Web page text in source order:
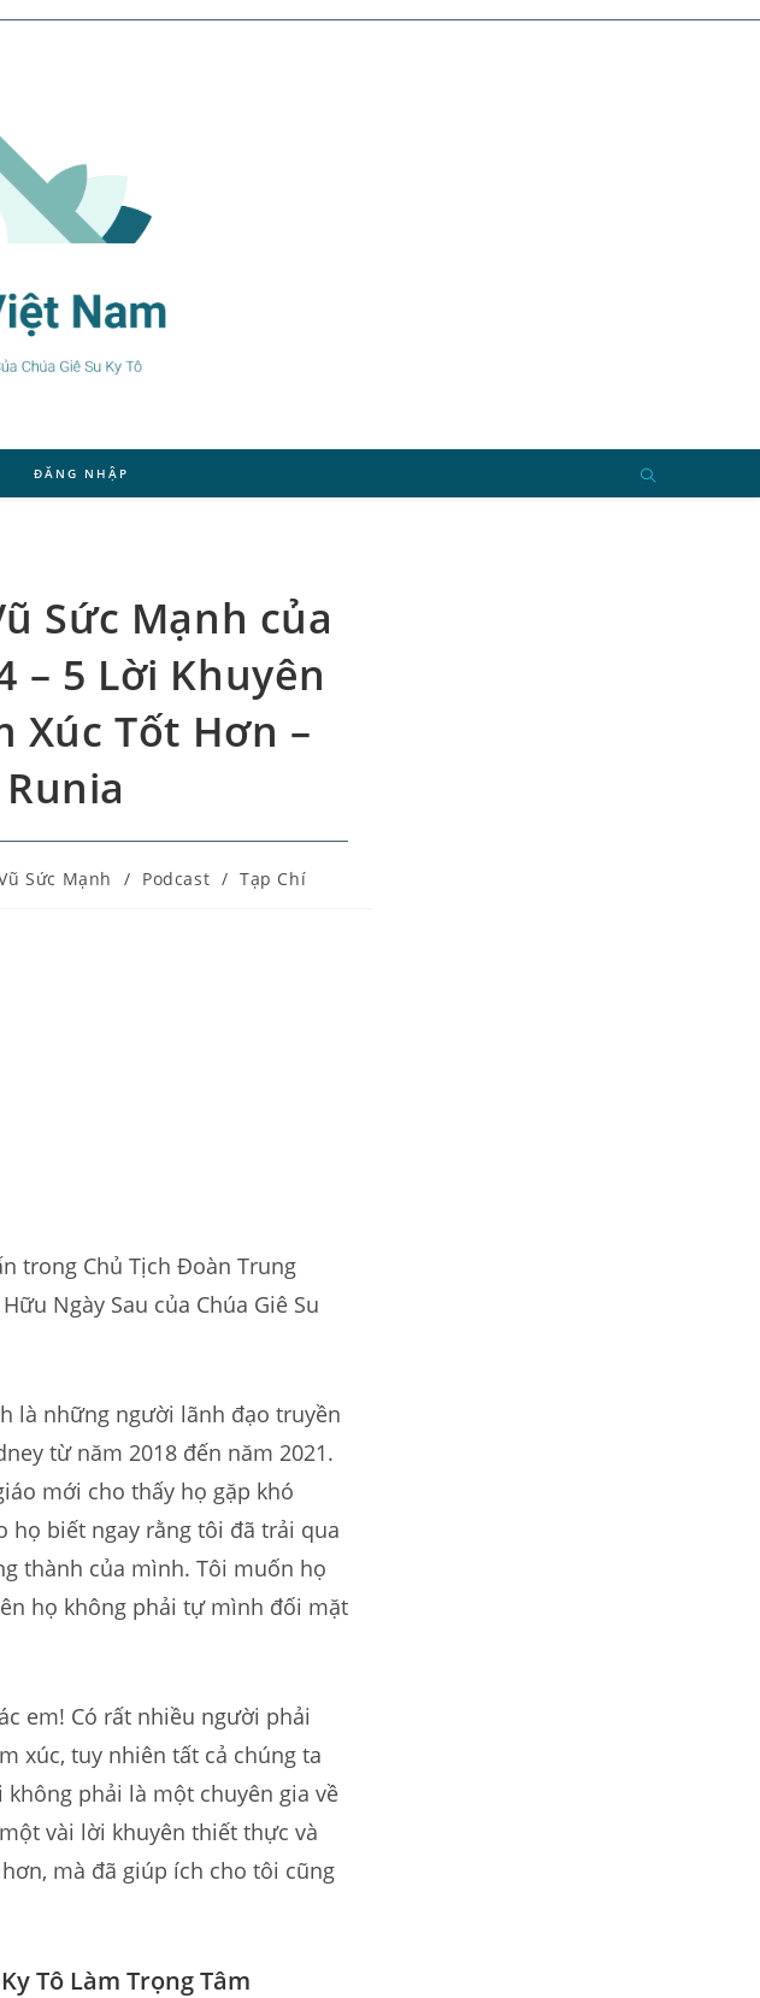
ĐĂNG NHẬP
Sức Mạnh của
– 5 Lời Khuyên
Xúc Tốt Hơn –
Sức Mạnh / Podcast / Tạp Chí
trong Chủ Tịch Đoàn Trung
Ngày Sau của Chúa Giê Su
là những người lãnh đạo truyền
từ năm 2018 đến năm 2021.
mới cho thấy họ gặp khó
họ biết ngay rằng tôi đã trải qua
thành của mình. Tôi muốn họ
họ không phải tự mình đối mặt
em! Có rất nhiều người phải
xúc, tuy nhiên tất cả chúng ta
phải là một chuyên gia về
vài lời khuyên thiết thực và
mà đã giúp ích cho tôi cũng
Tô Làm Trọng Tâm